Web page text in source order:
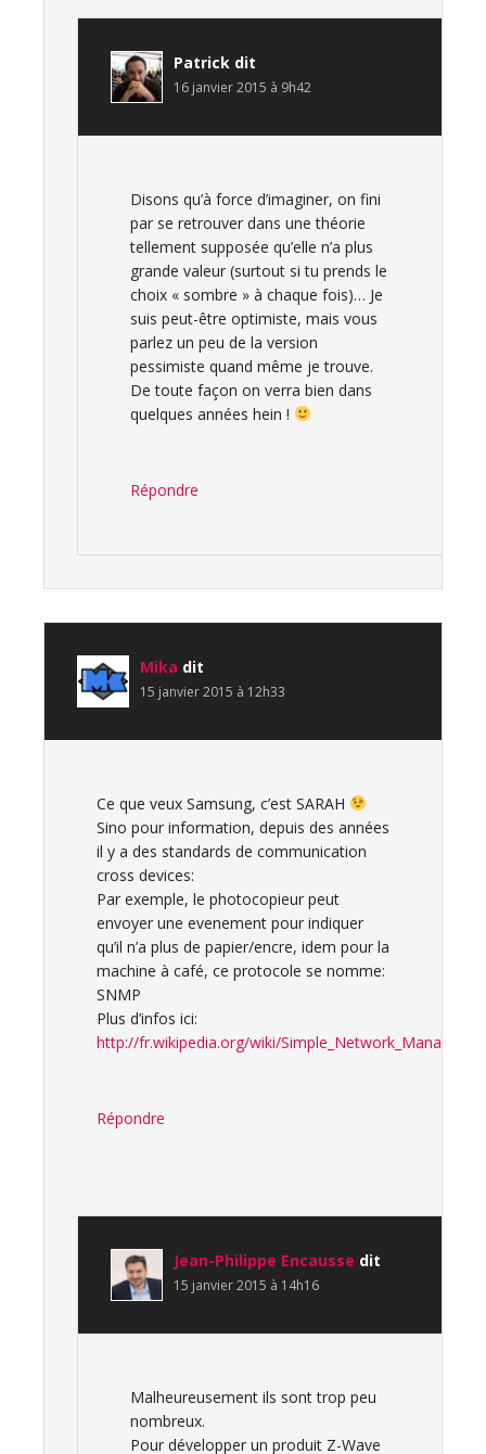
Patrick dit
16 janvier 2015 à 9h42
Disons qu’à force d’imaginer, on fini
par se retrouver dans une théorie
tellement supposée qu’elle n’a plus
grande valeur (surtout si tu prends le
choix « sombre » à chaque fois)… Je
suis peut-être optimiste, mais vous
parlez un peu de la version
pessimiste quand même je trouve.
De toute façon on verra bien dans
quelques années hein !
Répondre
Mika dit
15 janvier 2015 à 12h33
Ce que veux Samsung, c’est SARAH
Sino pour information, depuis des années
il y a des standards de communication
cross devices:
Par exemple, le photocopieur peut
envoyer une evenement pour indiquer
qu’il n’a plus de papier/encre, idem pour la
machine à café, ce protocole se nomme:
SNMP
Plus d’infos ici:
http://fr.wikipedia.org/wiki/
Répondre
Jean-Philippe Encausse dit
15 janvier 2015 à 14h16
Malheureusement ils sont trop peu
nombreux.
Pour développer un produit Z-Wave